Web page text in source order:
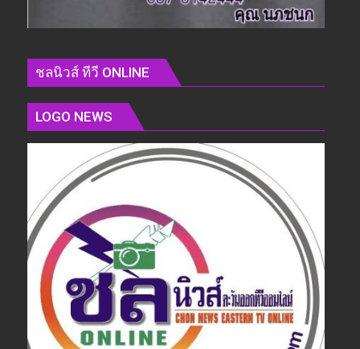
ชลนิวส์ ทีวี ONLINE
LOGO NEWS